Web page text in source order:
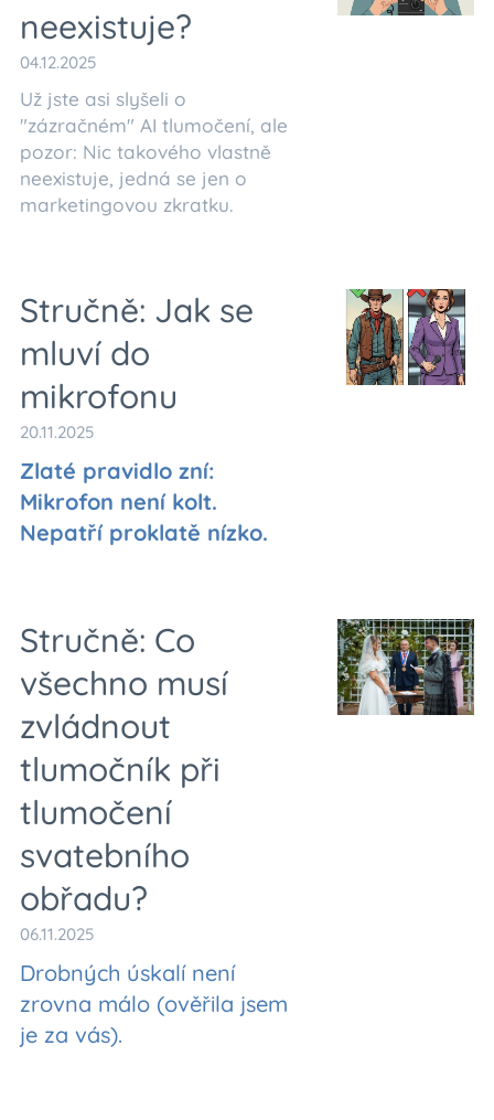
neexistuje?
04.12.2025
Už jste asi slyšeli o
"zázračném" AI tlumočení, ale
pozor: Nic takového vlastně
neexistuje, jedná se jen o
marketingovou zkratku.
Stručně: Jak se
mluví do
mikrofonu
20.11.2025
Zlaté pravidlo zní:
Mikrofon není kolt.
Nepatří proklatě nízko.
Stručně: Co
všechno musí
zvládnout
tlumočník při
tlumočení
svatebního
obřadu?
06.11.2025
Drobných úskalí není
zrovna málo (ověřila jsem
je za vás).